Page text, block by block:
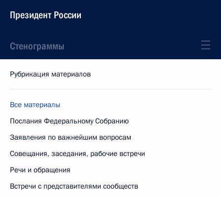
Президент России
Стенограммы
Рубрикация материалов
Все материалы
Послания Федеральному Собранию
Заявления по важнейшим вопросам
Совещания, заседания, рабочие встречи
Речи и обращения
Встречи с представителями сообществ